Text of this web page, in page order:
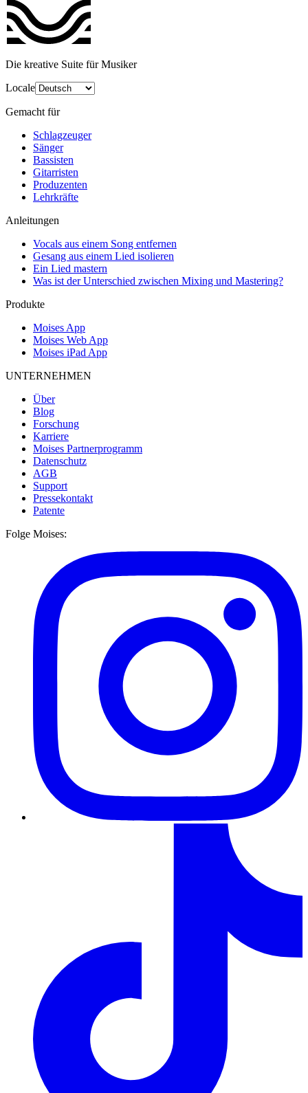
Die kreative Suite für Musiker
Locale
Gemacht für
Schlagzeuger
Sänger
Bassisten
Gitarristen
Produzenten
Lehrkräfte
Anleitungen
Vocals aus einem Song entfernen
Gesang aus einem Lied isolieren
Ein Lied mastern
Was ist der Unterschied zwischen Mixing und Mastering?
Produkte
Moises App
Moises Web App
Moises iPad App
UNTERNEHMEN
Über
Blog
Forschung
Karriere
Moises Partnerprogramm
Datenschutz
AGB
Support
Pressekontakt
Patente
Folge Moises: